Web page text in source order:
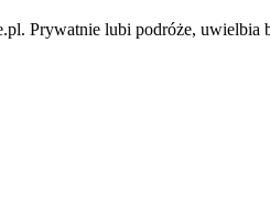
Prywatnie lubi podróże, uwielbia